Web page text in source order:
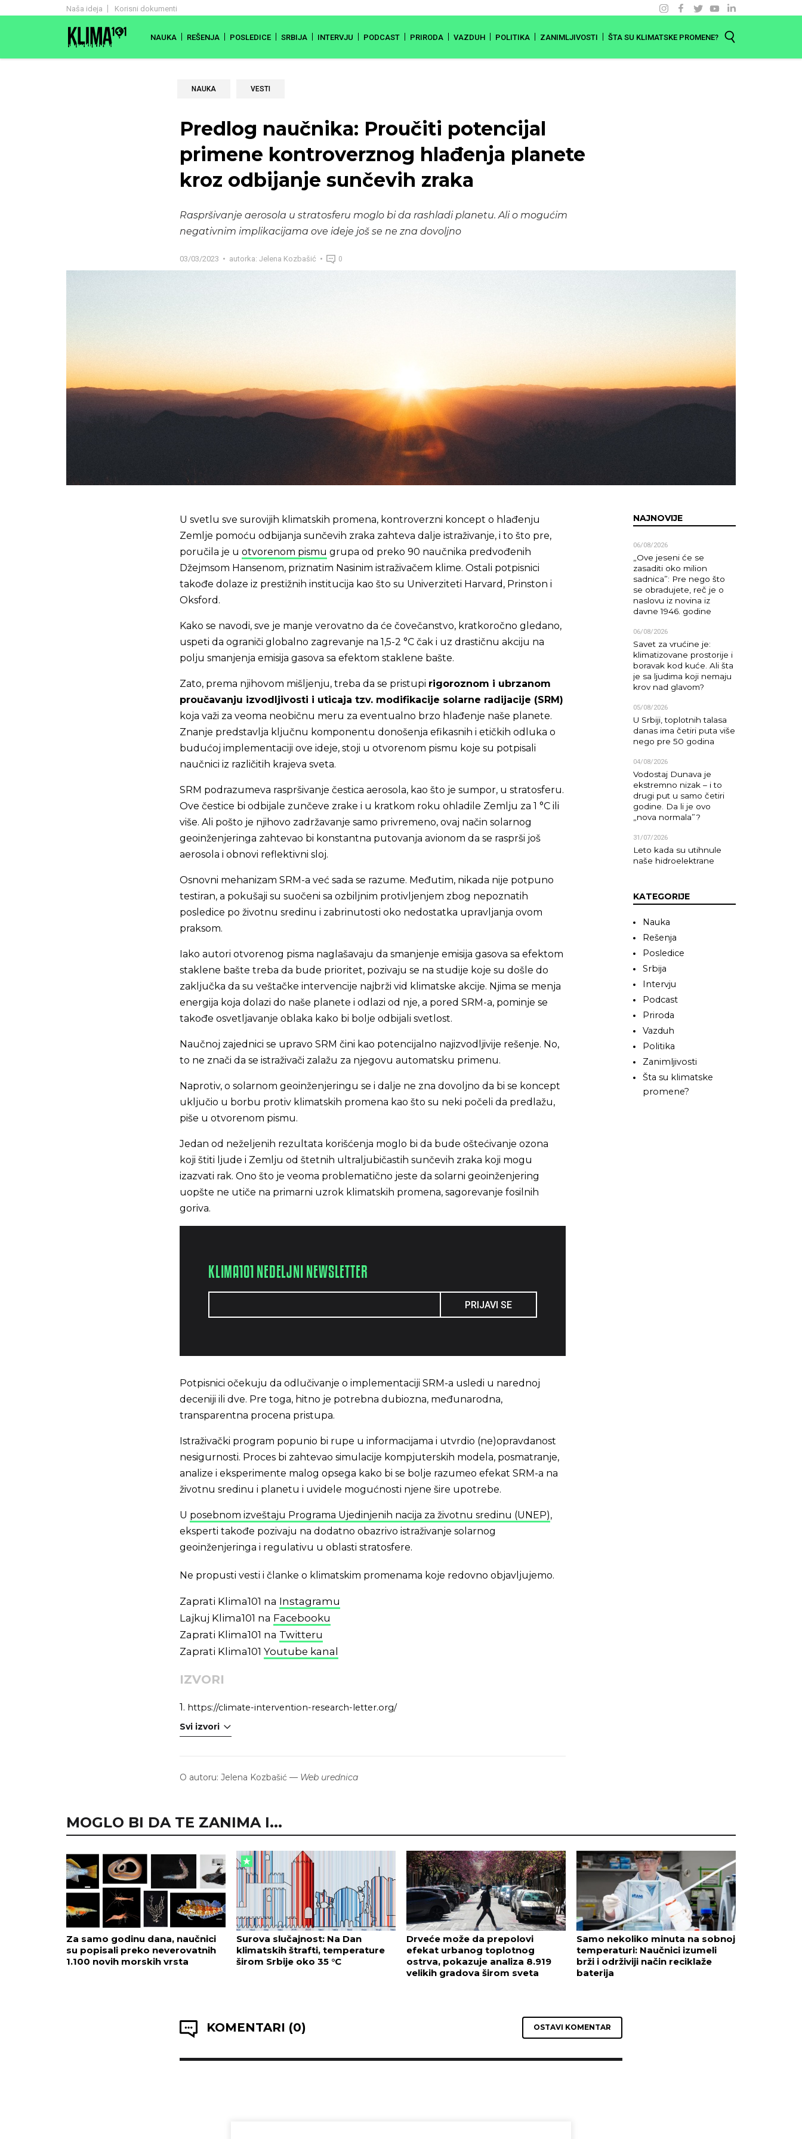
Naša ideja Korisni dokumenti
NAUKA REŠENJA POSLEDICE SRBIJA INTERVJU PODCAST PRIRODA VAZDUH POLITIKA ZANIMLJIVOSTI ŠTA SU KLIMATSKE PROMENE?
NAUKA VESTI
Predlog naučnika: Proučiti potencijal
primene kontroverznog hlađenja planete
kroz odbijanje sunčevih zraka
Raspršivanje aerosola u stratosferu moglo bi da rashladi planetu. Ali o mogućim
negativnim implikacijama ove ideje još se ne zna dovoljno
03/03/2023 autorka: Jelena Kozbašić 0
U svetlu sve surovijih klimatskih promena, kontroverzni koncept o hlađenju
Zemlje pomoću odbijanja sunčevih zraka zahteva dalje istraživanje, i to što pre,
poručila je u otvorenom pismu grupa od preko 90 naučnika predvođenih
Džejmsom Hansenom, priznatim Nasinim istraživačem klime. Ostali potpisnici
takođe dolaze iz prestižnih institucija kao što su Univerziteti Harvard, Prinston i
Oksford.
Kako se navodi, sve je manje verovatno da će čovečanstvo, kratkoročno gledano,
uspeti da ograniči globalno zagrevanje na 1,5-2 °C čak i uz drastičnu akciju na
polju smanjenja emisija gasova sa efektom staklene bašte.
Zato, prema njihovom mišljenju, treba da se pristupi rigoroznom i ubrzanom
proučavanju izvodljivosti i uticaja tzv. modifikacije solarne radijacije (SRM)
koja važi za veoma neobičnu meru za eventualno brzo hlađenje naše planete.
Znanje predstavlja ključnu komponentu donošenja efikasnih i etičkih odluka o
budućoj implementaciji ove ideje, stoji u otvorenom pismu koje su potpisali
naučnici iz različitih krajeva sveta.
SRM podrazumeva raspršivanje čestica aerosola, kao što je sumpor, u stratosferu.
Ove čestice bi odbijale zunčeve zrake i u kratkom roku ohladile Zemlju za 1 °C ili
više. Ali pošto je njihovo zadržavanje samo privremeno, ovaj način solarnog
geoinženjeringa zahtevao bi konstantna putovanja avionom da se rasprši još
aerosola i obnovi reflektivni sloj.
Osnovni mehanizam SRM-a već sada se razume. Međutim, nikada nije potpuno
testiran, a pokušaji su suočeni sa ozbiljnim protivljenjem zbog nepoznatih
posledice po životnu sredinu i zabrinutosti oko nedostatka upravljanja ovom
praksom.
Iako autori otvorenog pisma naglašavaju da smanjenje emisija gasova sa efektom
staklene bašte treba da bude prioritet, pozivaju se na studije koje su došle do
zaključka da su veštačke intervencije najbrži vid klimatske akcije. Njima se menja
energija koja dolazi do naše planete i odlazi od nje, a pored SRM-a, pominje se
takođe osvetljavanje oblaka kako bi bolje odbijali svetlost.
Naučnoj zajednici se upravo SRM čini kao potencijalno najizvodljivije rešenje. No,
to ne znači da se istraživači zalažu za njegovu automatsku primenu.
Naprotiv, o solarnom geoinženjeringu se i dalje ne zna dovoljno da bi se koncept
uključio u borbu protiv klimatskih promena kao što su neki počeli da predlažu,
piše u otvorenom pismu.
Jedan od neželjenih rezultata korišćenja moglo bi da bude oštećivanje ozona
koji štiti ljude i Zemlju od štetnih ultraljubičastih sunčevih zraka koji mogu
izazvati rak. Ono što je veoma problematično jeste da solarni geoinženjering
uopšte ne utiče na primarni uzrok klimatskih promena, sagorevanje fosilnih
goriva.
KLIMA101 NEDELJNI NEWSLETTER
PRIJAVI SE
Potpisnici očekuju da odlučivanje o implementaciji SRM-a usledi u narednoj
deceniji ili dve. Pre toga, hitno je potrebna dubiozna, međunarodna,
transparentna procena pristupa.
Istraživački program popunio bi rupe u informacijama i utvrdio (ne)opravdanost
nesigurnosti. Proces bi zahtevao simulacije kompjuterskih modela, posmatranje,
analize i eksperimente malog opsega kako bi se bolje razumeo efekat SRM-a na
životnu sredinu i planetu i uvidele mogućnosti njene šire upotrebe.
U posebnom izveštaju Programa Ujedinjenih nacija za životnu sredinu (UNEP),
eksperti takođe pozivaju na dodatno obazrivo istraživanje solarnog
geoinženjeringa i regulativu u oblasti stratosfere.
Ne propusti vesti i članke o klimatskim promenama koje redovno objavljujemo.
Zaprati Klima101 na Instagramu
Lajkuj Klima101 na Facebooku
Zaprati Klima101 na Twitteru
Zaprati Klima101 Youtube kanal
IZVORI
1. https://climate-intervention-research-letter.org/
Svi izvori
O autoru: Jelena Kozbašić — Web urednica
NAJNOVIJE
06/08/2026
„Ove jeseni će se
zasaditi oko milion
sadnica”: Pre nego što
se obradujete, reč je o
naslovu iz novina iz
davne 1946. godine
06/08/2026
Savet za vrućine je:
klimatizovane prostorije i
boravak kod kuće. Ali šta
je sa ljudima koji nemaju
krov nad glavom?
05/08/2026
U Srbiji, toplotnih talasa
danas ima četiri puta više
nego pre 50 godina
04/08/2026
Vodostaj Dunava je
ekstremno nizak – i to
drugi put u samo četiri
godine. Da li je ovo
„nova normala”?
31/07/2026
Leto kada su utihnule
naše hidroelektrane
KATEGORIJE
Nauka
Rešenja
Posledice
Srbija
Intervju
Podcast
Priroda
Vazduh
Politika
Zanimljivosti
Šta su klimatske
promene?
MOGLO BI DA TE ZANIMA I...
Za samo godinu dana, naučnici
su popisali preko neverovatnih
1.100 novih morskih vrsta
Surova slučajnost: Na Dan
klimatskih štrafti, temperature
širom Srbije oko 35 °C
Drveće može da prepolovi
efekat urbanog toplotnog
ostrva, pokazuje analiza 8.919
velikih gradova širom sveta
Samo nekoliko minuta na sobnoj
temperaturi: Naučnici izumeli
brži i održiviji način reciklaže
baterija
KOMENTARI (0) OSTAVI KOMENTAR